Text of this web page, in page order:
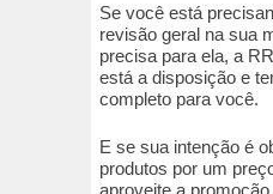
Se você está
revisão geral na sua
precisa para ela, a
está a disposição e
completo para você.
E se sua intenção é
produtos por um